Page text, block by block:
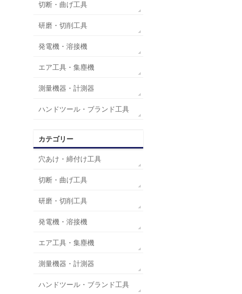
切断・曲げ工具
研磨・切削工具
発電機・溶接機
エア工具・集塵機
測量機器・計測器
ハンドツール・ブランド工具
カテゴリー
穴あけ・締付け工具
切断・曲げ工具
研磨・切削工具
発電機・溶接機
エア工具・集塵機
測量機器・計測器
ハンドツール・ブランド工具